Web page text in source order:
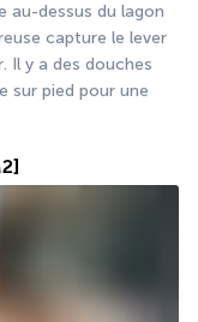
au-dessus du lagon
capture le lever
Il y a des douches
sur pied pour une